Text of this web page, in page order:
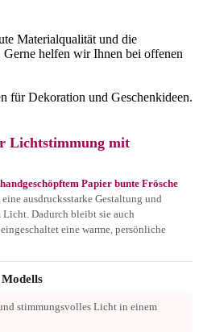
Materialqualität und die
helfen wir Ihnen bei offenen
Lichtstimmung mit
Papier bunte Frösche
ausdrucksstarke Gestaltung und
Dadurch bleibt sie auch
eine warme, persönliche
Modells
stimmungsvolles Licht in einem